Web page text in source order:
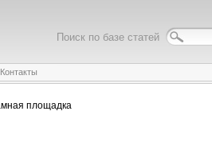
Поиск по базе статей
Контакты
площадка